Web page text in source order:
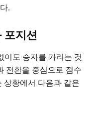
.
포지션
이도 승자를 가리는 것
전환을 중심으로 점수
상황에서 다음과 같은